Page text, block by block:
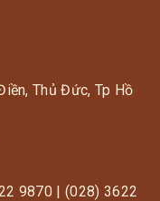
Thủ Đức, Tp Hồ
9870 | (028) 3622